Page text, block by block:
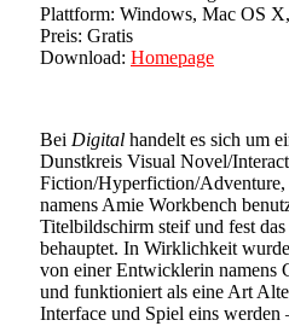
Plattform: Windows, Mac OS
Preis: Gratis
Download: Homepage
Bei Digital handelt es sich um
Dunstkreis Visual Novel/
Fiction/Hyperfiction/
namens Amie Workbench
Titelbildschirm steif und fest
behauptet. In Wirklichkeit
von einer Entwicklerin namens
und funktioniert als eine Art
Interface und Spiel eins